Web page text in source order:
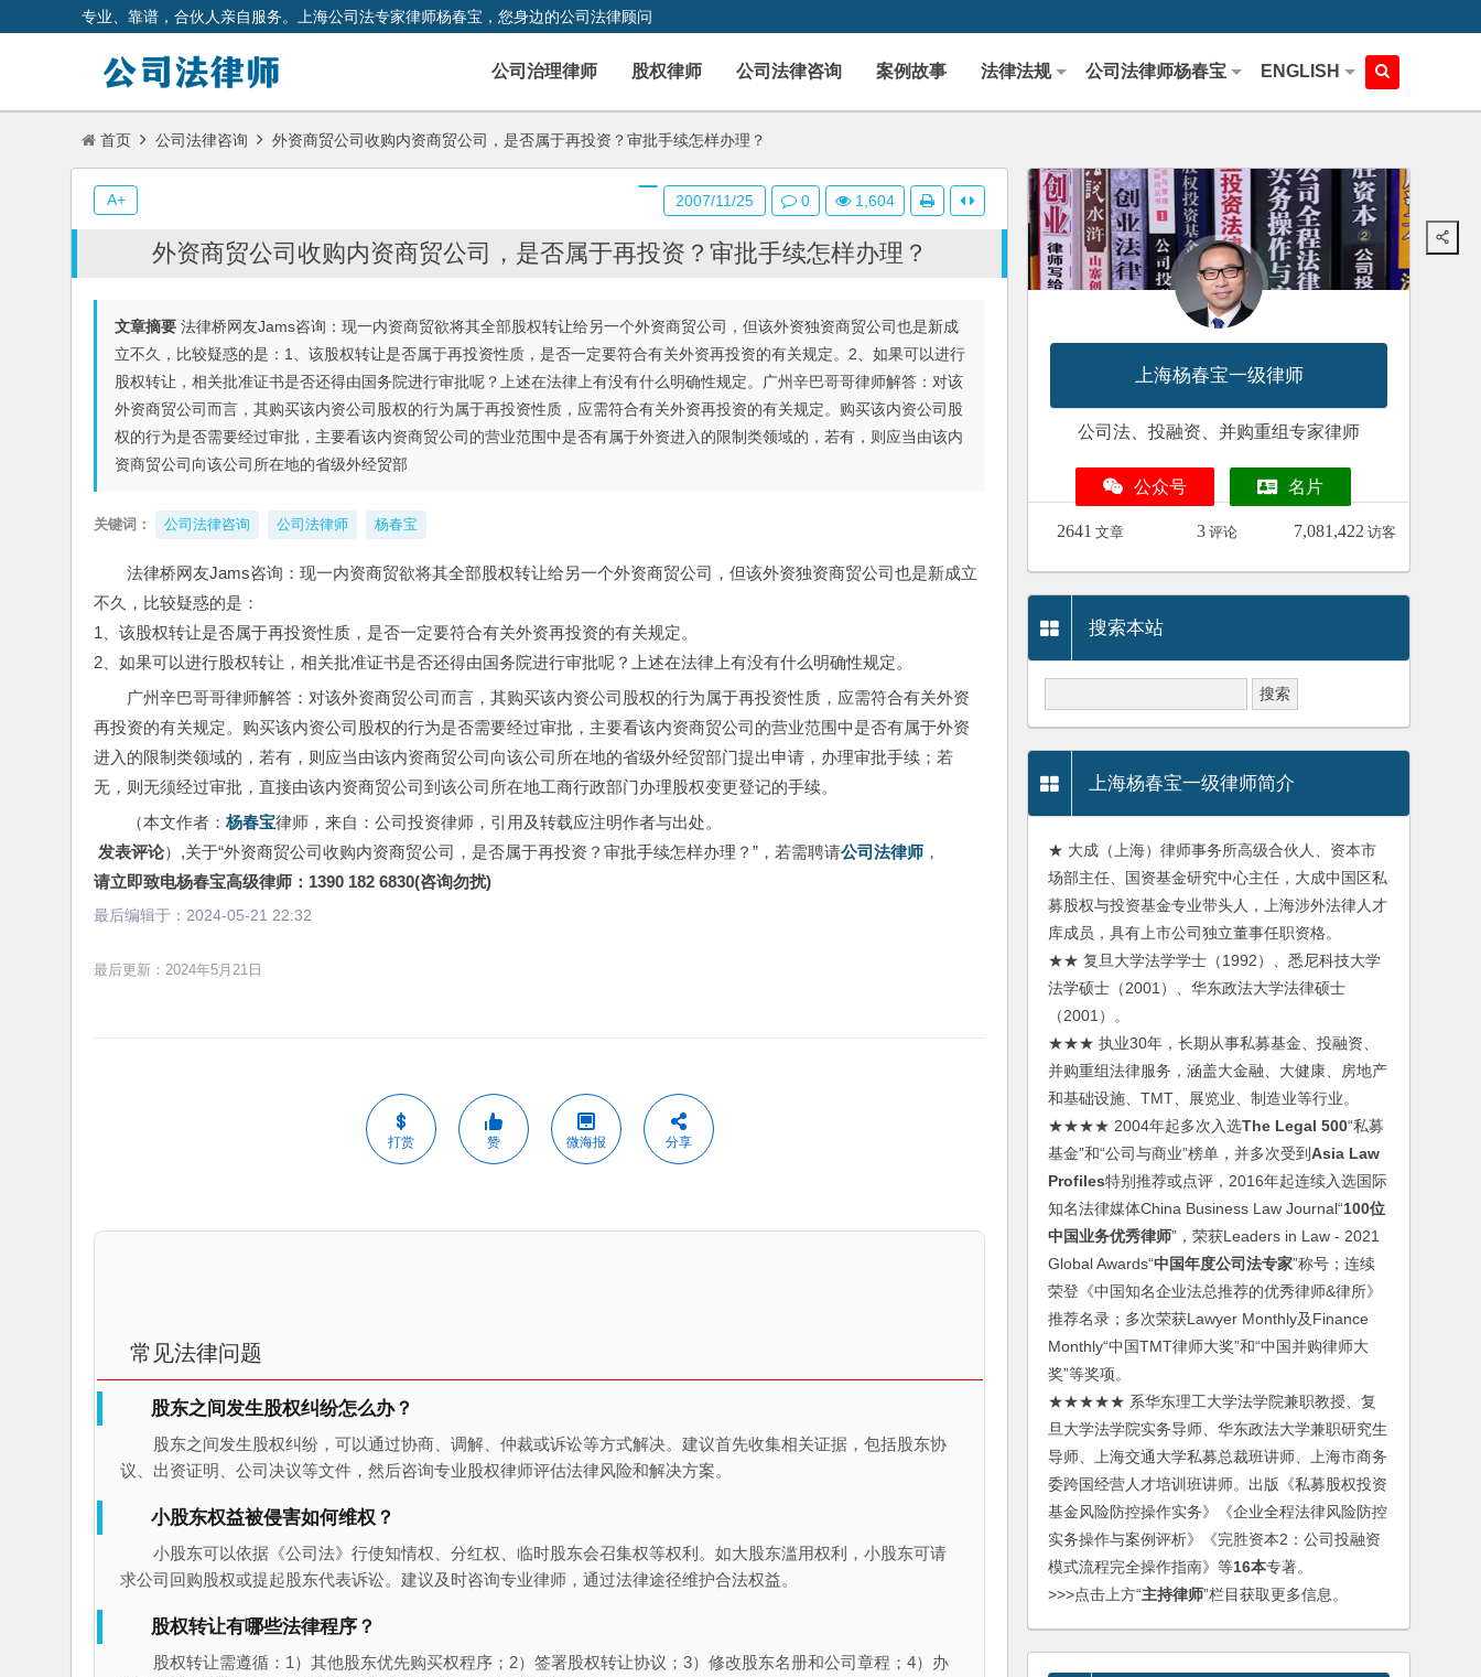
专业、靠谱，合伙人亲自服务。上海公司法专家律师杨春宝，您身边的公司法律顾问
公司治理律师 股权律师 公司法律咨询 案例故事 法律法规 公司法律师杨春宝 ENGLISH
首页 公司法律咨询 外资商贸公司收购内资商贸公司，是否属于再投资？审批手续怎样办理？
外资商贸公司收购内资商贸公司，是否属于再投资？审批手续怎样办理？
文章摘要 法律桥网友Jams咨询：现一内资商贸欲将其全部股权转让给另一个外资商贸公司，但该外资独资商贸公司也是新成
立不久，比较疑惑的是：1、该股权转让是否属于再投资性质，是否一定要符合有关外资再投资的有关规定。2、如果可以进行
股权转让，相关批准证书是否还得由国务院进行审批呢？上述在法律上有没有什么明确性规定。广州辛巴哥哥律师解答：对该
外资商贸公司而言，其购买该内资公司股权的行为属于再投资性质，应需符合有关外资再投资的有关规定。购买该内资公司股
权的行为是否需要经过审批，主要看该内资商贸公司的营业范围中是否有属于外资进入的限制类领域的，若有，则应当由该内
资商贸公司向该公司所在地的省级外经贸部
关键词： 公司法律咨询 公司法律师 杨春宝
法律桥网友Jams咨询：现一内资商贸欲将其全部股权转让给另一个外资商贸公司，但该外资独资商贸公司也是新成立
不久，比较疑惑的是：
1、该股权转让是否属于再投资性质，是否一定要符合有关外资再投资的有关规定。
2、如果可以进行股权转让，相关批准证书是否还得由国务院进行审批呢？上述在法律上有没有什么明确性规定。
广州辛巴哥哥律师解答：对该外资商贸公司而言，其购买该内资公司股权的行为属于再投资性质，应需符合有关外资
再投资的有关规定。购买该内资公司股权的行为是否需要经过审批，主要看该内资商贸公司的营业范围中是否有属于外资
进入的限制类领域的，若有，则应当由该内资商贸公司向该公司所在地的省级外经贸部门提出申请，办理审批手续；若
无，则无须经过审批，直接由该内资商贸公司到该公司所在地工商行政部门办理股权变更登记的手续。
（本文作者： 杨春宝律师，来自：公司投资律师，引用及转载应注明作者与出处。
发表评论）,关于“外资商贸公司收购内资商贸公司，是否属于再投资？审批手续怎样办理？”，若需聘请公司法律师 ，
请立即致电杨春宝高级律师：1390 182 6830(咨询勿扰)
最后编辑于： 2024-05-21 22:32
最后更新：2024年5月21日
打赏 赞 微海报 分享
常见法律问题
股东之间发生股权纠纷怎么办？
股东之间发生股权纠纷，可以通过协商、调解、仲裁或诉讼等方式解决。建议首先收集相关证据，包括股东协
议、出资证明、公司决议等文件，然后咨询专业股权律师评估法律风险和解决方案。
小股东权益被侵害如何维权？
小股东可以依据《公司法》行使知情权、分红权、临时股东会召集权等权利。如大股东滥用权利，小股东可请
求公司回购股权或提起股东代表诉讼。建议及时咨询专业律师，通过法律途径维护合法权益。
股权转让有哪些法律程序？
股权转让需遵循：1）其他股东优先购买权程序；2）签署股权转让协议；3）修改股东名册和公司章程；4）办
2007/11/25 0 1,604
A+
上海杨春宝一级律师
公司法、投融资、并购重组专家律师
公众号 名片
2641 文章 3 评论 7,081,422 访客
搜索本站
上海杨春宝一级律师简介
★ 大成（上海）律师事务所高级合伙人、资本市
场部主任、国资基金研究中心主任，大成中国区私
募股权与投资基金专业带头人，上海涉外法律人才
库成员，具有上市公司独立董事任职资格。
★★ 复旦大学法学学士（1992）、悉尼科技大学
法学硕士（2001）、华东政法大学法律硕士
（2001）。
★★★ 执业30年，长期从事私募基金、投融资、
并购重组法律服务，涵盖大金融、大健康、房地产
和基础设施、TMT、展览业、制造业等行业。
★★★★ 2004年起多次入选The Legal 500“私募
基金”和“公司与商业”榜单，并多次受到Asia Law
Profiles特别推荐或点评，2016年起连续入选国际
知名法律媒体China Business Law Journal“100位
中国业务优秀律师”，荣获Leaders in Law - 2021
Global Awards“中国年度公司法专家”称号；连续
荣登《中国知名企业法总推荐的优秀律师&律所》
推荐名录；多次荣获Lawyer Monthly及Finance
Monthly“中国TMT律师大奖”和“中国并购律师大
奖”等奖项。
★★★★★ 系华东理工大学法学院兼职教授、复
旦大学法学院实务导师、华东政法大学兼职研究生
导师、上海交通大学私募总裁班讲师、上海市商务
委跨国经营人才培训班讲师。出版《私募股权投资
基金风险防控操作实务》《企业全程法律风险防控
实务操作与案例评析》《完胜资本2：公司投融资
模式流程完全操作指南》等16本专著。
>>>点击上方“主持律师”栏目获取更多信息。